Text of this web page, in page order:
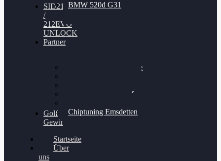
BMW 520d G31
SID212
/
212EVO
UNLOCK
Partner
Bilgenroth Performance
Chiptuning Schüttorf
Chiptuning Emsdetten
Golf
Gewinnspiel
Startseite
Über
uns